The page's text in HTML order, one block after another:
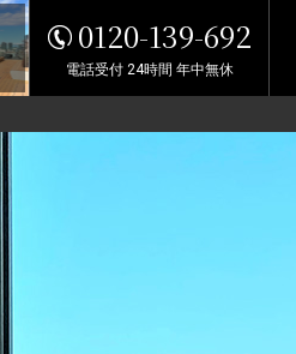
0120-139-692
電話受付 24時間 年中無休